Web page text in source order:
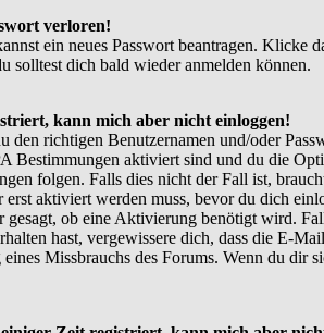
verloren!
ein neues Passwort beantragen. Klicke
solltest dich bald wieder anmelden können.
kann mich aber nicht einloggen!
den richtigen Benutzernamen und/oder
Bestimmungen aktiviert sind und du die
folgen. Falls dies nicht der Fall ist,
erst aktiviert werden muss, bevor du dich
gesagt, ob eine Aktivierung benötigt wird.
hast, vergewissere dich, dass die E-
Missbrauchs des Forums. Wenn du dir